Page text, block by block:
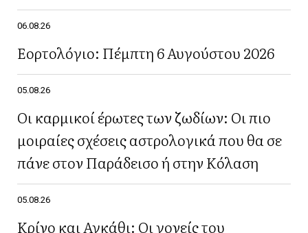
06.08.26
Εορτολόγιο: Πέμπτη 6 Αυγούστου 2026
05.08.26
Οι καρμικοί έρωτες των ζωδίων: Οι πιο
μοιραίες σχέσεις αστρολογικά που θα σε
πάνε στον Παράδεισο ή στην Κόλαση
05.08.26
Κρίνο και Αγκάθι: Οι γονείς του